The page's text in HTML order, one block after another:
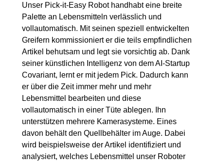
Unser Pick-it-Easy Robothandhabt eine breite
Palette an Lebensmitteln verlässlich und
vollautomatisch. Mit seinen speziell entwickelten
Greifern kommissioniert er die teils empfindlichen
Artikel behutsam und legt sie vorsichtig ab. Dank
seiner künstlichen Intelligenz von dem AI-Startup
Covariant, lernt er mit jedem Pick. Dadurch kann
er über die Zeit immer mehr und mehr
Lebensmittel bearbeiten und diese
vollautomatisch in einer Tüte ablegen. Ihn
unterstützen mehrere Kamerasysteme. Eines
davon behält den Quellbehälter im Auge. Dabei
wird beispielsweise der Artikel identifiziert und
analysiert, welches Lebensmittel unser Roboter